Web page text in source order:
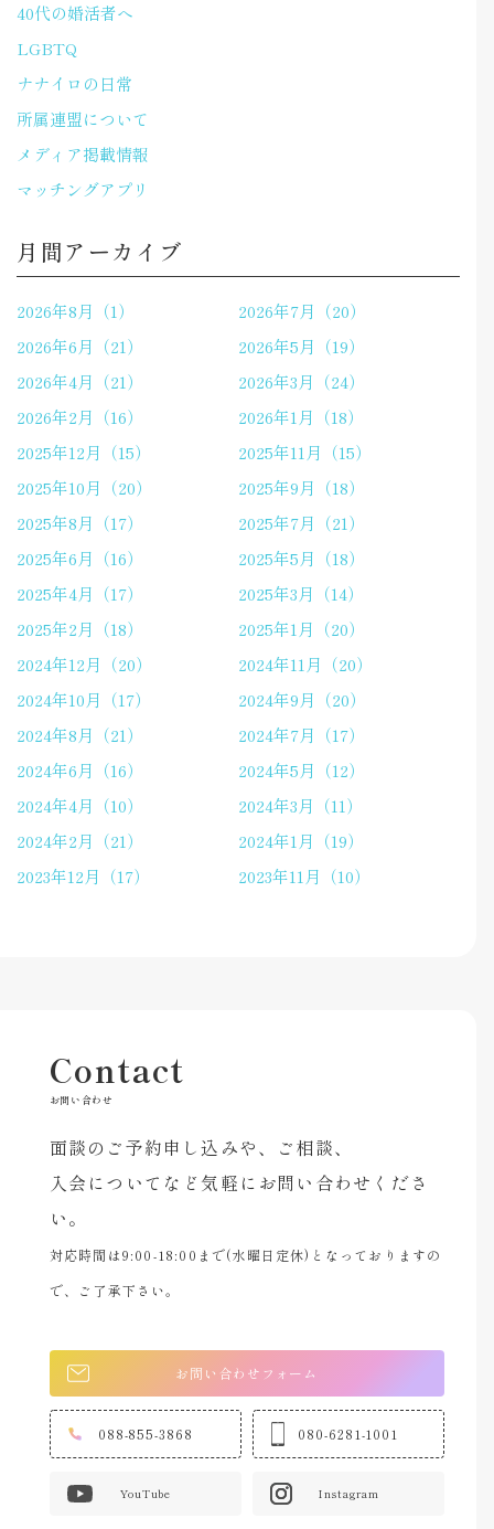
40代の婚活者へ
LGBTQ
ナナイロの日常
所属連盟について
メディア掲載情報
マッチングアプリ
月間アーカイブ
2026年8月（1）
2026年7月（20）
2026年6月（21）
2026年5月（19）
2026年4月（21）
2026年3月（24）
2026年2月（16）
2026年1月（18）
2025年12月（15）
2025年11月（15）
2025年10月（20）
2025年9月（18）
2025年8月（17）
2025年7月（21）
2025年6月（16）
2025年5月（18）
2025年4月（17）
2025年3月（14）
2025年2月（18）
2025年1月（20）
2024年12月（20）
2024年11月（20）
2024年10月（17）
2024年9月（20）
2024年8月（21）
2024年7月（17）
2024年6月（16）
2024年5月（12）
2024年4月（10）
2024年3月（11）
2024年2月（21）
2024年1月（19）
2023年12月（17）
2023年11月（10）
Contact
お問い合わせ
面談のご予約申し込みや、ご相談、
入会についてなど気軽にお問い合わせくださ
い。
対応時間は9:00-18:00まで(水曜日定休)となっておりますの
で、ご了承下さい。
お問い合わせフォーム
088-855-3868 080-6281-1001
YouTube Instagram